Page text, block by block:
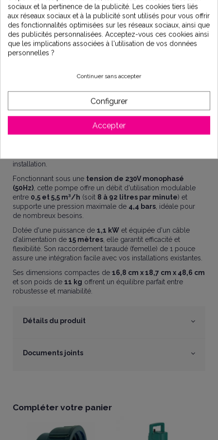
Température du liquide de 0°C à +35°C, immersion maxi
12m, position verticale.
Liquides propres, sans corps solides ou abrasifs, non
agressifs.
Corps, turbines et diffuseurs en technopolymère,
double garniture mécanique carbone/céramique/NBR
monophasé, équipée de 15m de câble et clapet de
retenue incorporé.
IMPORTANT : prévoir réservoir auxiliaire.
usage domestique
immergée est spécialement conçue pour traiter l'eau claire
installation.
Fonctionnant sous une tension de 230V monophasé
(50Hz) , cette pompe offre un débit d'utilisation modulable
entre 0,5 et 5,5 m³/h (soit 8 à 92 litres par minute) et
supporte une pression maximale de 4,4 bars , idéale pour
de nombreux besoins.
Dotée d'une puissance de1,1 kW et équipée d'un câble
d'alimentation de15 mètres , elle garantit efficacité et
flexibilité. Son raccordement taraudé (femelle) de 1 pouce
assure une intégration facile avec vos installations existantes.
Ses dimensions compactes de16,8 cm x 18,7 cm x 48,6 cm
et son poids de11 kg offrent un équilibre parfait entre
robustesse et maniabilité.
Détails du produit
Documents joints
Compléter votre panier
sociaux et la pertinence de la publicité. Les cookies tiers liés
aux réseaux sociaux et à la publicité sont utilisés pour vous offrir
des fonctionnalités optimisées sur les réseaux sociaux, ainsi que
des publicités personnalisées. Acceptez-vous ces cookies ainsi
que les implications associées à l'utilisation de vos données
personnelles ?
Continuer sans accepter
Configurer
Accepter